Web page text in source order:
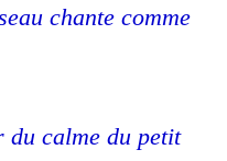
chante comme
du calme du petit